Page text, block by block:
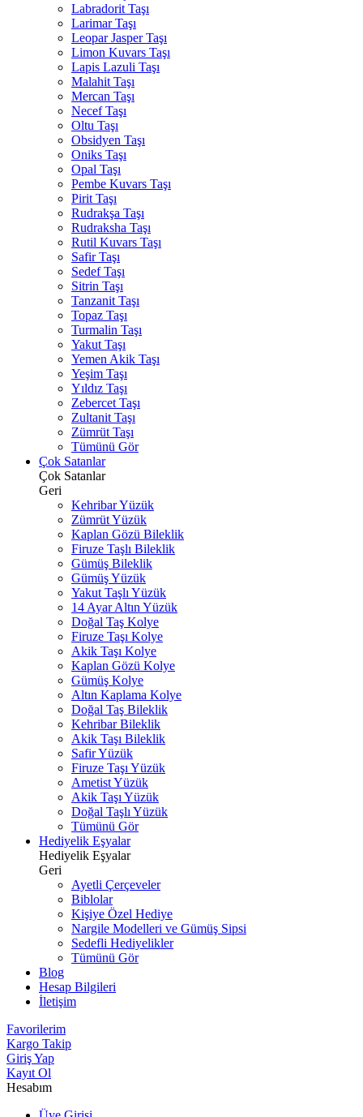
Labradorit Taşı
Larimar Taşı
Leopar Jasper Taşı
Limon Kuvars Taşı
Lapis Lazuli Taşı
Malahit Taşı
Mercan Taşı
Necef Taşı
Oltu Taşı
Obsidyen Taşı
Oniks Taşı
Opal Taşı
Pembe Kuvars Taşı
Pirit Taşı
Rudrakşa Taşı
Rudraksha Taşı
Rutil Kuvars Taşı
Safir Taşı
Sedef Taşı
Sitrin Taşı
Tanzanit Taşı
Topaz Taşı
Turmalin Taşı
Yakut Taşı
Yemen Akik Taşı
Yeşim Taşı
Yıldız Taşı
Zebercet Taşı
Zultanit Taşı
Zümrüt Taşı
Tümünü Gör
Çok Satanlar
Çok Satanlar
Geri
Kehribar Yüzük
Zümrüt Yüzük
Kaplan Gözü Bileklik
Firuze Taşlı Bileklik
Gümüş Bileklik
Gümüş Yüzük
Yakut Taşlı Yüzük
14 Ayar Altın Yüzük
Doğal Taş Kolye
Firuze Taşı Kolye
Akik Taşı Kolye
Kaplan Gözü Kolye
Gümüş Kolye
Altın Kaplama Kolye
Doğal Taş Bileklik
Kehribar Bileklik
Akik Taşı Bileklik
Safir Yüzük
Firuze Taşı Yüzük
Ametist Yüzük
Akik Taşı Yüzük
Doğal Taşlı Yüzük
Tümünü Gör
Hediyelik Eşyalar
Hediyelik Eşyalar
Geri
Ayetli Çerçeveler
Biblolar
Kişiye Özel Hediye
Nargile Modelleri ve Gümüş Sipsi
Sedefli Hediyelikler
Tümünü Gör
Blog
Hesap Bilgileri
İletişim
Favorilerim
Kargo Takip
Giriş Yap
Kayıt Ol
Hesabım